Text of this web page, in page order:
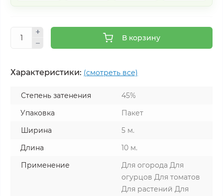
В корзину
Характеристики: (смотреть все)
Степень затенения
45%
Упаковка
Пакет
Ширина
5 м.
Длина
10 м.
Применение
Для огорода Для
огурцов Для томатов
Для растений Для